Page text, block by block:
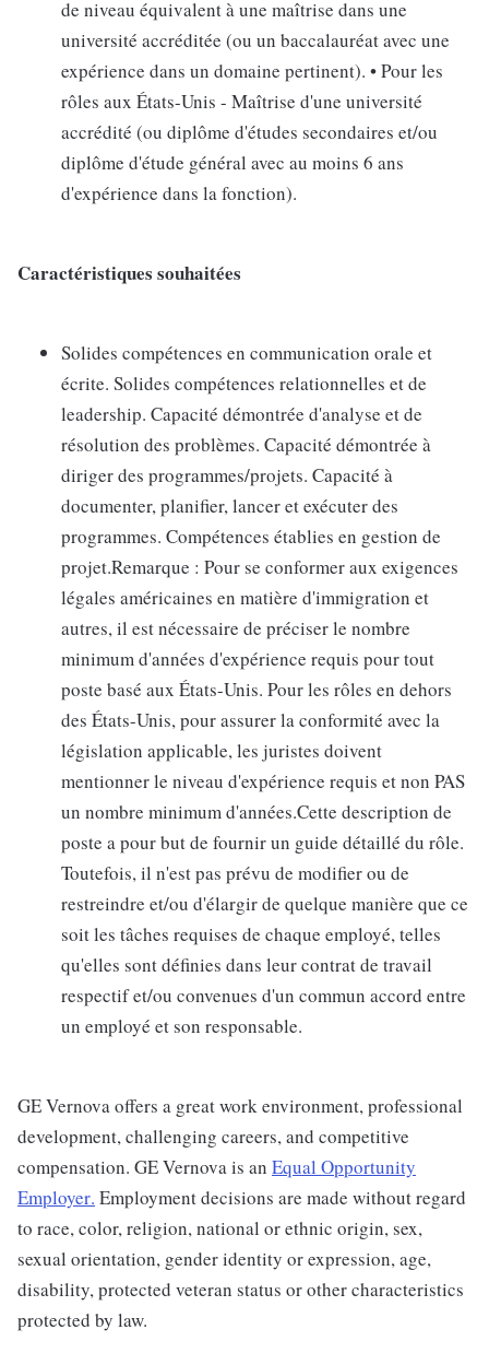
de niveau équivalent à une maîtrise dans une
université accréditée (ou un baccalauréat avec une
expérience dans un domaine pertinent). • Pour les
rôles aux États-Unis - Maîtrise d'une université
accrédité (ou diplôme d'études secondaires et/ou
diplôme d'étude général avec au moins 6 ans
d'expérience dans la fonction).
Caractéristiques souhaitées
Solides compétences en communication orale et
écrite. Solides compétences relationnelles et de
leadership. Capacité démontrée d'analyse et de
résolution des problèmes. Capacité démontrée à
diriger des programmes/projets. Capacité à
documenter, planifier, lancer et exécuter des
programmes. Compétences établies en gestion de
projet.Remarque : Pour se conformer aux exigences
légales américaines en matière d'immigration et
autres, il est nécessaire de préciser le nombre
minimum d'années d'expérience requis pour tout
poste basé aux États-Unis. Pour les rôles en dehors
des États-Unis, pour assurer la conformité avec la
législation applicable, les juristes doivent
mentionner le niveau d'expérience requis et non PAS
un nombre minimum d'années.Cette description de
poste a pour but de fournir un guide détaillé du rôle.
Toutefois, il n'est pas prévu de modifier ou de
restreindre et/ou d'élargir de quelque manière que ce
soit les tâches requises de chaque employé, telles
qu'elles sont définies dans leur contrat de travail
respectif et/ou convenues d'un commun accord entre
un employé et son responsable.
GE Vernova offers a great work environment, professional
development, challenging careers, and competitive
compensation. GE Vernova is an Equal Opportunity
Employer. Employment decisions are made without regard
to race, color, religion, national or ethnic origin, sex,
sexual orientation, gender identity or expression, age,
disability, protected veteran status or other characteristics
protected by law.